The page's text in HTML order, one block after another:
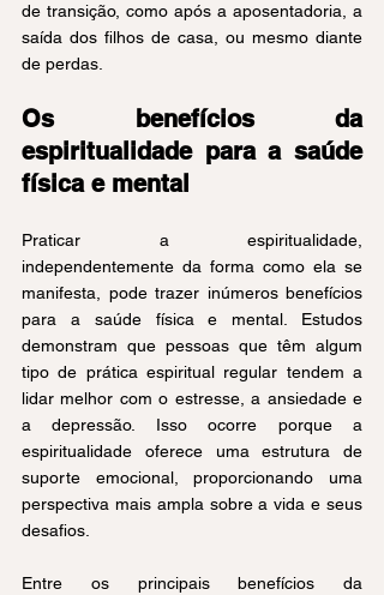
de transição, como após a aposentadoria, a
saída dos filhos de casa, ou mesmo diante
de perdas.
Os benefícios da
espiritualidade para a saúde
física e mental
Praticar a espiritualidade,
independentemente da forma como ela se
manifesta, pode trazer inúmeros benefícios
para a saúde física e mental. Estudos
demonstram que pessoas que têm algum
tipo de prática espiritual regular tendem a
lidar melhor com o estresse, a ansiedade e
a depressão. Isso ocorre porque a
espiritualidade oferece uma estrutura de
suporte emocional, proporcionando uma
perspectiva mais ampla sobre a vida e seus
desafios.
Entre os principais benefícios da